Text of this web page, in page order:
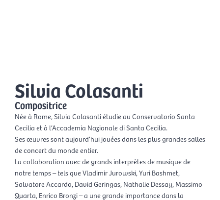
Silvia Colasanti
Compositrice
Née à Rome, Silvia Colasanti étudie au Conservatorio Santa
Cecilia et à l’Accademia Nazionale di Santa Cecilia.
Ses œuvres sont aujourd’hui jouées dans les plus grandes salles
de concert du monde entier.
La collaboration avec de grands interprètes de musique de
notre temps – tels que Vladimir Jurowski, Yuri Bashmet,
Salvatore Accardo, David Geringas, Nathalie Dessay, Massimo
Quarta, Enrico Bronzi – a une grande importance dans la